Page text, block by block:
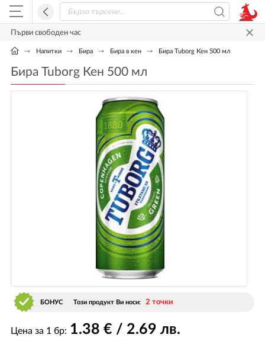
Първи свободен час
Напитки Бира Бира в кен Бира Tuborg Кен 500 мл
Бира Tuborg Кен 500 мл
БОНУС Този продукт Ви носи: 2 точки
Цена за 1 бр: 1.38 € / 2.69 лв.